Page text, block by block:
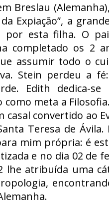
Breslau
Expiação”, a
por esta filha. O
completado os 2
assumir todo o
Stein perdeu a
Edith dedica-
meta a
casal convertido ao
Teresa de
mim própria: é
e no dia 02 de
lhe atribuída uma